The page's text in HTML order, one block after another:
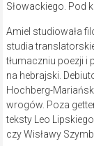
Słowackiego. Pod
Amiel studiowała
studia
tłumaczniu poezji i
na hebrajski.
Hochberg-
wrogów. Poza
teksty Leo
czy Wisławy